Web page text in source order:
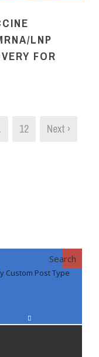
LNP
FOR
12 Next ›
Search
Custom Post Type